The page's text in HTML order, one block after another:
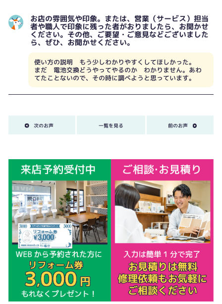
お店の雰囲気や印象。または、営業（サービス）担当
者や職人で印象に残った者がおりましたら、お聞かせ
ください。その他、ご要望・ご意見などございました
ら、ぜひ、お聞かせください。
使い方の説明 もう少しわかりやすくしてほしかった。
まだ 電池交換どうやってやるのか わかりません。あわ
てたことないので、その時に調べようと思っています。
次のお声 一覧を見る 前のお声